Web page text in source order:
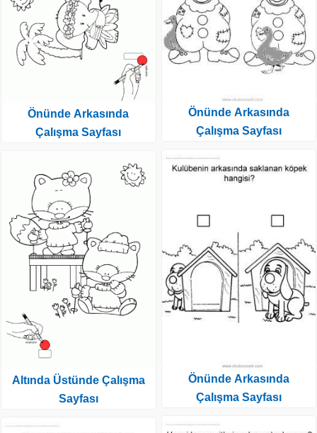
Önünde Arkasında
Çalışma Sayfası
Altında Üstünde Çalışma
Sayfası
Önünde Arkasında
Çalışma Sayfası
Önünde Arkasında
Çalışma Sayfası